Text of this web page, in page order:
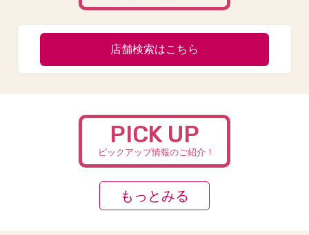
店舗検索はこちら
PICK UP
ピックアップ情報のご紹介！
もっとみる